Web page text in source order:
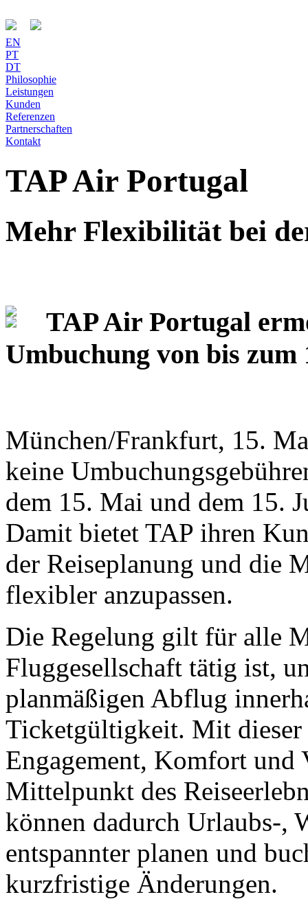
EN
PT
DT
Philosophie
Leistungen
Kunden
Referenzen
Partnerschaften
Kontakt
TAP Air Portugal
Mehr Flexibilität bei
TAP Air Portugal
Umbuchung von bis zum
München/Frankfurt, 15.
keine
dem 15. Mai und dem 15.
Damit bietet TAP ihren
der Reiseplanung und die
flexibler anzupassen.
Die Regelung gilt für alle
Fluggesellschaft tätig ist,
planmäßigen Abflug
Ticketgültigkeit. Mit
Engagement, Komfort und
Mittelpunkt des
können dadurch Urlaubs-,
entspannter planen und
kurzfristige Änderungen.